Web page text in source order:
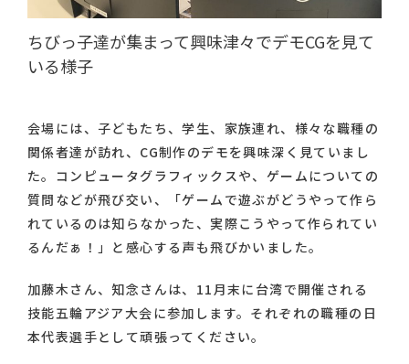
ちびっ子達が集まって興味津々でデモCGを見て
いる様子
会場には、子どもたち、学生、家族連れ、様々な職種の
関係者達が訪れ、CG制作のデモを興味深く見ていまし
た。コンピュータグラフィックスや、ゲームについての
質問などが飛び交い、「ゲームで遊ぶがどうやって作ら
れているのは知らなかった、実際こうやって作られてい
るんだぁ！」と感心する声も飛びかいました。
加藤木さん、知念さんは、11月末に台湾で開催される
技能五輪アジア大会に参加します。それぞれの職種の日
本代表選手として頑張ってください。